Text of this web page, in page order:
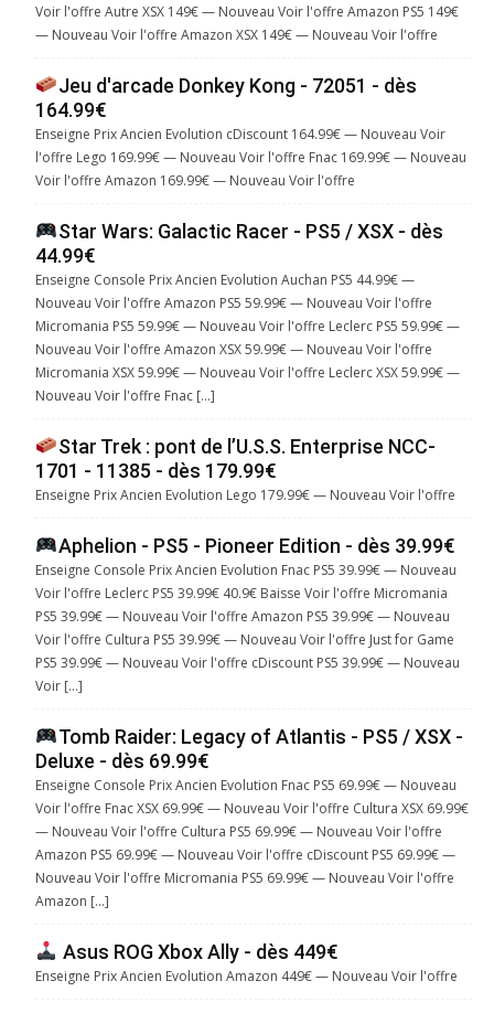
Voir l'offre Autre XSX 149€ — Nouveau Voir l'offre Amazon PS5 149€
— Nouveau Voir l'offre Amazon XSX 149€ — Nouveau Voir l'offre
Jeu d'arcade Donkey Kong - 72051 - dès
164.99€
Enseigne Prix Ancien Evolution cDiscount 164.99€ — Nouveau Voir
l'offre Lego 169.99€ — Nouveau Voir l'offre Fnac 169.99€ — Nouveau
Voir l'offre Amazon 169.99€ — Nouveau Voir l'offre
Star Wars: Galactic Racer - PS5 / XSX - dès
44.99€
Enseigne Console Prix Ancien Evolution Auchan PS5 44.99€ —
Nouveau Voir l'offre Amazon PS5 59.99€ — Nouveau Voir l'offre
Micromania PS5 59.99€ — Nouveau Voir l'offre Leclerc PS5 59.99€ —
Nouveau Voir l'offre Amazon XSX 59.99€ — Nouveau Voir l'offre
Micromania XSX 59.99€ — Nouveau Voir l'offre Leclerc XSX 59.99€ —
Nouveau Voir l'offre Fnac […]
Star Trek : pont de l’U.S.S. Enterprise NCC-
1701 - 11385 - dès 179.99€
Enseigne Prix Ancien Evolution Lego 179.99€ — Nouveau Voir l'offre
Aphelion - PS5 - Pioneer Edition - dès 39.99€
Enseigne Console Prix Ancien Evolution Fnac PS5 39.99€ — Nouveau
Voir l'offre Leclerc PS5 39.99€ 40.9€ Baisse Voir l'offre Micromania
PS5 39.99€ — Nouveau Voir l'offre Amazon PS5 39.99€ — Nouveau
Voir l'offre Cultura PS5 39.99€ — Nouveau Voir l'offre Just for Game
PS5 39.99€ — Nouveau Voir l'offre cDiscount PS5 39.99€ — Nouveau
Voir […]
Tomb Raider: Legacy of Atlantis - PS5 / XSX -
Deluxe - dès 69.99€
Enseigne Console Prix Ancien Evolution Fnac PS5 69.99€ — Nouveau
Voir l'offre Fnac XSX 69.99€ — Nouveau Voir l'offre Cultura XSX 69.99€
— Nouveau Voir l'offre Cultura PS5 69.99€ — Nouveau Voir l'offre
Amazon PS5 69.99€ — Nouveau Voir l'offre cDiscount PS5 69.99€ —
Nouveau Voir l'offre Micromania PS5 69.99€ — Nouveau Voir l'offre
Amazon […]
Asus ROG Xbox Ally - dès 449€
Enseigne Prix Ancien Evolution Amazon 449€ — Nouveau Voir l'offre